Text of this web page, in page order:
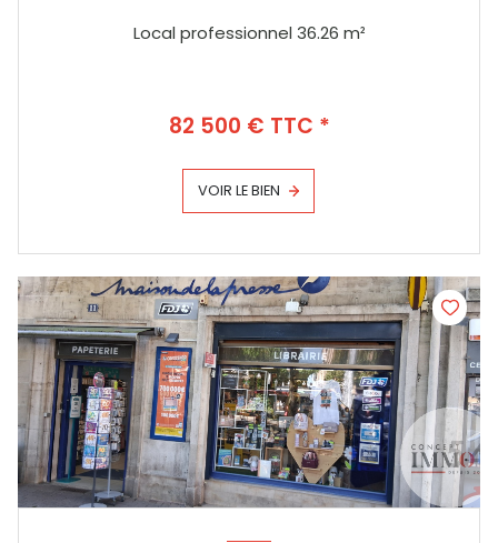
Local professionnel 36.26 m²
82 500 € TTC *
VOIR LE BIEN